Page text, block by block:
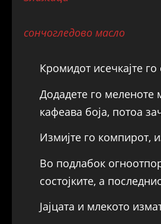
сончогледово масло
Кромидот исечкајте
Додадете го меленоте
кафеава боја, потоа
Измијте го компирот,
Во подлабок
состојките, а
Јајцата и млекото